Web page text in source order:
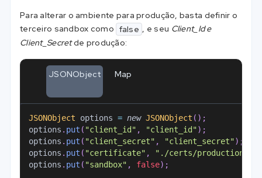
Para alterar o ambiente para produção, basta definir o
terceiro sandbox como false , e seu Client_Id e
Client_Secretde produção:
JSONObject Map
JSONObject options = new JSONObject ( ) ;
options . put ( "client_id" , "client_id") ;
options . put ( "client_secret" , "client_secret") ;
options . put ( "certificate" ,
"./certs/
options . put ( "sandbox" , false) ;